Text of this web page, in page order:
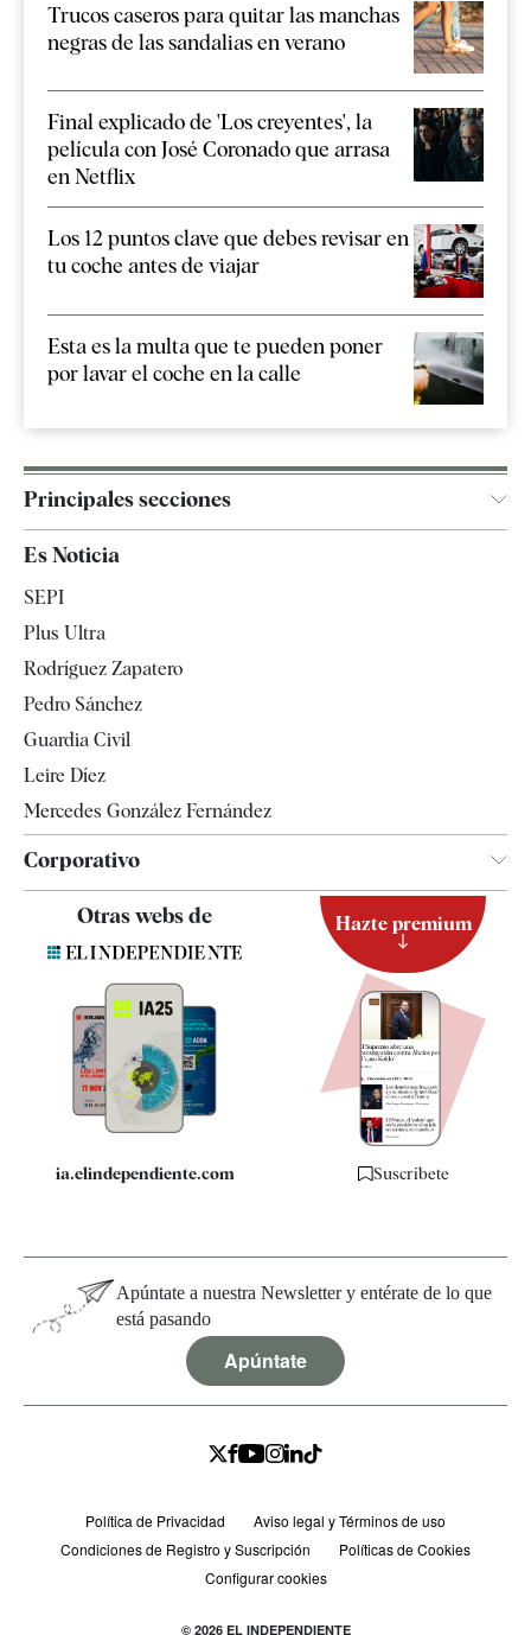
Trucos caseros para quitar las manchas
negras de las sandalias en verano
Final explicado de 'Los creyentes', la
película con José Coronado que arrasa
en Netflix
Los 12 puntos clave que debes revisar en
tu coche antes de viajar
Esta es la multa que te pueden poner
por lavar el coche en la calle
Principales secciones
España
Televisión
Es Noticia
SEPI
Plus Ultra
Rodríguez Zapatero
Pedro Sánchez
Guardia Civil
Leire Díez
Mercedes González Fernández
Corporativo
Contacto
Quiénes somos
Especificaciones
Otras webs de
ia.elindependiente.com
Hazte premium
Suscríbete
Apúntate a nuestra Newsletter y entérate de lo que
está pasando
Apúntate
Política de Privacidad
Aviso legal y Términos de uso
Condiciones de Registro y Suscripción
Políticas de Cookies
Configurar cookies
© 2026 EL INDEPENDIENTE